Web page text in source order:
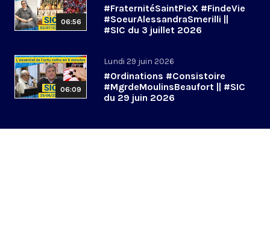
06:56
#FraternitéSaintPieX #FindeVie
#SoeurAlessandraSmerilli ||
#SIC du 3 juillet 2026
06:09
Lundi 29 juin 2026
#Ordinations #Consistoire
#MgrdeMoulinsBeaufort || #SIC
du 29 juin 2026